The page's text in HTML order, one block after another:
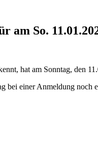
am So.
hat am Sonntag, den
bei einer Anmeldung noch